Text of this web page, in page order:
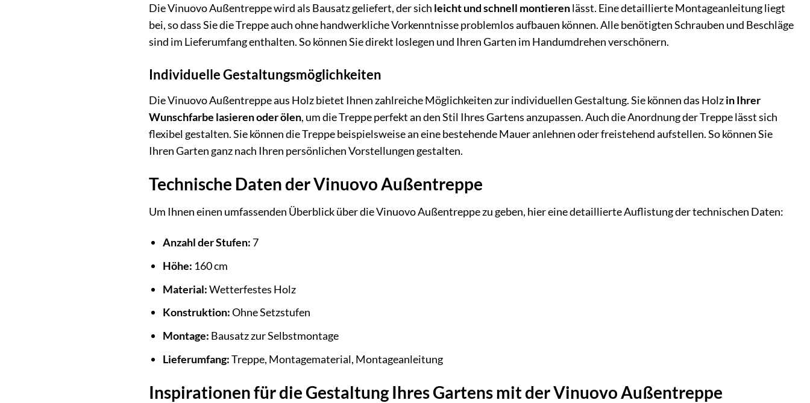
Die Vinuovo Außentreppe wird als Bausatz geliefert, der sich leicht und schnell montierenlässt. Eine detaillierte Montageanleitung liegt
bei, so dass Sie die Treppe auch ohne handwerkliche Vorkenntnisse problemlos aufbauen können. Alle benötigten Schrauben und Beschläge
sind im Lieferumfang enthalten. So können Sie direkt loslegen und Ihren Garten im Handumdrehen verschönern.
Individuelle Gestaltungsmöglichkeiten
Die Vinuovo Außentreppe aus Holz bietet Ihnen zahlreiche Möglichkeiten zur individuellen Gestaltung. Sie können das Holzin Ihrer
Wunschfarbe lasieren oder ölen, um die Treppe perfekt an den Stil Ihres Gartens anzupassen. Auch die Anordnung der Treppe lässt sich
flexibel gestalten. Sie können die Treppe beispielsweise an eine bestehende Mauer anlehnen oder freistehend aufstellen. So können Sie
Ihren Garten ganz nach Ihren persönlichen Vorstellungen gestalten.
Technische Daten der Vinuovo Außentreppe
Um Ihnen einen umfassenden Überblick über die Vinuovo Außentreppe zu geben, hier eine detaillierte Auflistung der technischen Daten:
Anzahl der Stufen: 7
Höhe: 160 cm
Material:Wetterfestes Holz
Konstruktion:Ohne Setzstufen
Montage: Bausatz zur Selbstmontage
Lieferumfang:Treppe, Montagematerial, Montageanleitung
Inspirationen für die Gestaltung Ihres Gartens mit der Vinuovo Außentreppe